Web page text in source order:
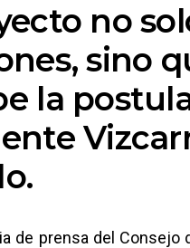
no
sino
la
de prensa del Consejo